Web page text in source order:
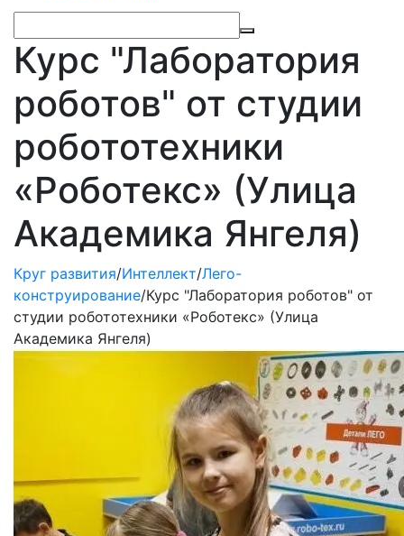
Курс "Лаборатория
роботов" от студии
робототехники
«Роботекс» (Улица
Академика Янгеля)
Круг развития/Интеллект/Лего-
конструирование/Курс "Лаборатория роботов" от
студии робототехники «Роботекс» (Улица
Академика Янгеля)